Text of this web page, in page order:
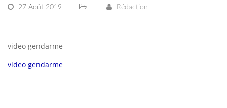
27 Août 2019 Rédaction
video gendarme
video gendarme